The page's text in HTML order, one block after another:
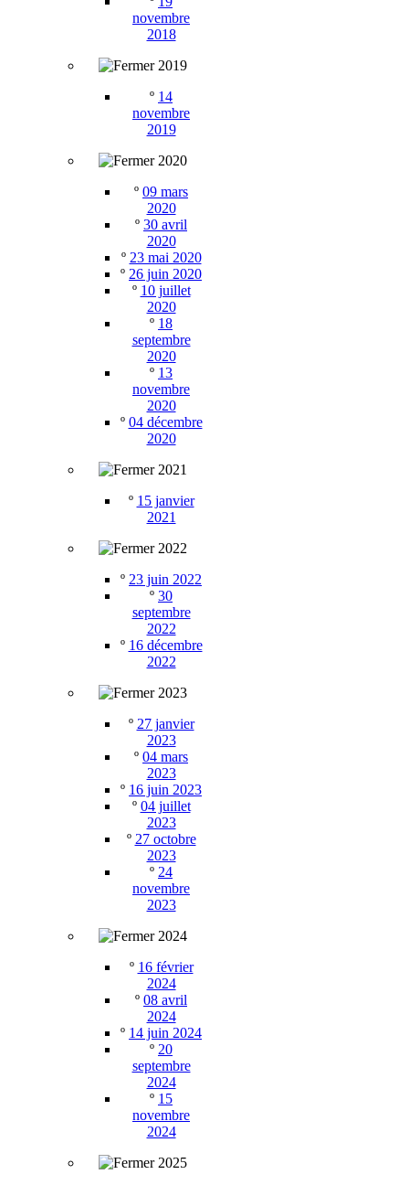
novembre
2018
2019
º 14
novembre
2019
2020
º 09 mars
2020
º 30 avril
2020
º 23 mai 2020
º 26 juin 2020
º 10 juillet
2020
º 18
septembre
2020
º 13
novembre
2020
º 04 décembre
2020
2021
º 15 janvier
2021
2022
º 23 juin 2022
º 30
septembre
2022
º 16 décembre
2022
2023
º 27 janvier
2023
º 04 mars
2023
º 16 juin 2023
º 04 juillet
2023
º 27 octobre
2023
º 24
novembre
2023
2024
º 16 février
2024
º 08 avril
2024
º 14 juin 2024
º 20
septembre
2024
º 15
novembre
2024
2025